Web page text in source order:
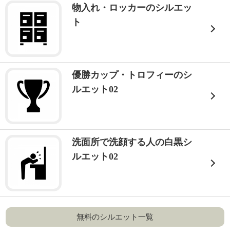
物入れ・ロッカーのシルエッ
ト
優勝カップ・トロフィーのシ
ルエット02
洗面所で洗顔する人の白黒シ
ルエット02
無料のシルエット一覧